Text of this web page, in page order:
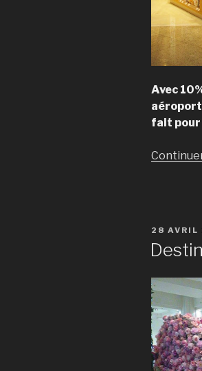
Avec
fait pour
PUBLIÉ
LE
28 AVRIL